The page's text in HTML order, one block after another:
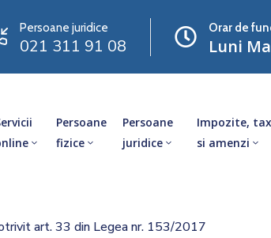
Persoane juridice
021 311 91 08
Orar de
Luni
Persoane
fizice
Persoane
juridice
Impozite,
si amenzi
art. 33 din Legea nr. 153/2017